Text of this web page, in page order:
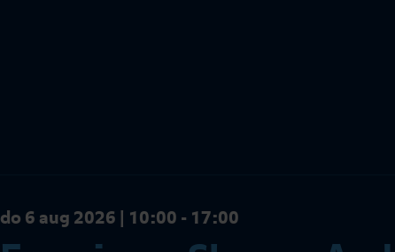
do 6 aug 2026 | 10:00 - 17:00